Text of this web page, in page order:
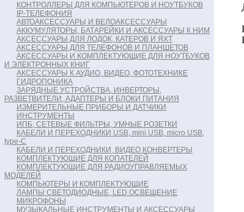
КОНТРОЛЛЕРЫ ДЛЯ КОМПЬЮТЕРОВ И НОУТБУКОВ
IP-ТЕЛЕФОНИЯ
АВТОАКСЕССУАРЫ И ВЕЛОАКСЕССУАРЫ
АККУМУЛЯТОРЫ, БАТАРЕЙКИ И АКСЕССУАРЫ К НИМ
АКСЕССУАРЫ ДЛЯ ЛОДОК, КАТЕРОВ И ЯХТ
АКСЕССУАРЫ ДЛЯ ТЕЛЕФОНОВ И ПЛАНШЕТОВ
АКСЕССУАРЫ И КОМПЛЕКТУЮЩИЕ ДЛЯ НОУТБУКОВ
И ЭЛЕКТРОННЫХ КНИГ
АКСЕССУАРЫ К АУДИО, ВИДЕО, ФОТОТЕХНИКЕ
ГИДРОПОНИКА
ЗАРЯДНЫЕ УСТРОЙСТВА, ИНВЕРТОРЫ,
РАЗВЕТВИТЕЛИ, АДАПТЕРЫ И БЛОКИ ПИТАНИЯ
ИЗМЕРИТЕЛЬНЫЕ ПРИБОРЫ И ДАТЧИКИ
ИНСТРУМЕНТЫ
ИПБ, СЕТЕВЫЕ ФИЛЬТРЫ, УМНЫЕ РОЗЕТКИ
КАБЕЛИ И ПЕРЕХОДНИКИ USB, mini USB, micro USB,
type-C
КАБЕЛИ И ПЕРЕХОДНИКИ, ВИДЕО КОНВЕРТЕРЫ
КОМПЛЕКТУЮЩИЕ ДЛЯ КОПАТЕЛЕЙ
КОМПЛЕКТУЮЩИЕ ДЛЯ РАДИОУПРАВЛЯЕМЫХ
МОДЕЛЕЙ
КОМПЬЮТЕРЫ И КОМПЛЕКТУЮЩИЕ
ЛАМПЫ СВЕТОДИОДНЫЕ, LED ОСВЕЩЕНИЕ
МИКРОФОНЫ
МУЗЫКАЛЬНЫЕ ИНСТРУМЕНТЫ И АКСЕССУАРЫ